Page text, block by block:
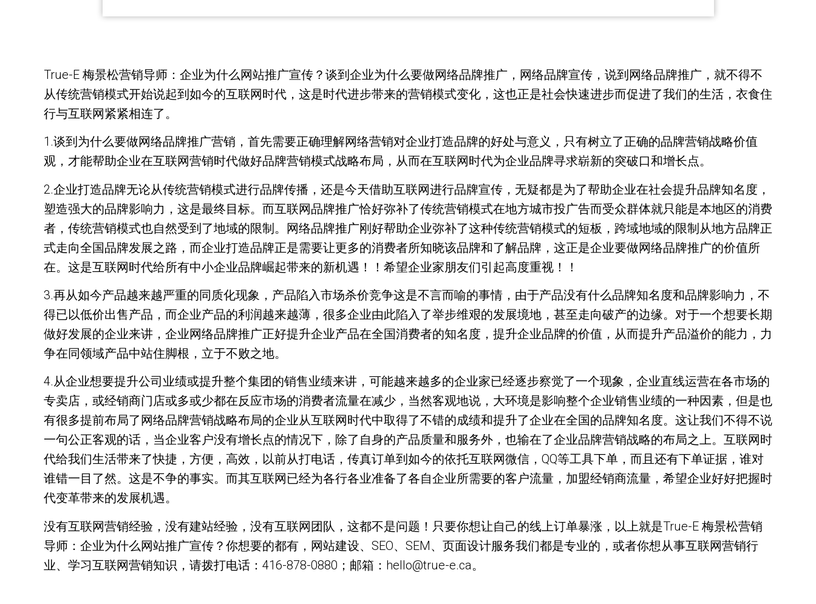
True-E 梅景松营销导师：企业为什么网站推广宣传？谈到企业为什么要做网络品牌推广，网络品牌宣传，说到网络品牌推广，就不得不
从传统营销模式开始说起到如今的互联网时代，这是时代进步带来的营销模式变化，这也正是社会快速进步而促进了我们的生活，衣食住
行与互联网紧紧相连了。
1.谈到为什么要做网络品牌推广营销，首先需要正确理解网络营销对企业打造品牌的好处与意义，只有树立了正确的品牌营销战略价值
观，才能帮助企业在互联网营销时代做好品牌营销模式战略布局，从而在互联网时代为企业品牌寻求崭新的突破口和增长点。
2.企业打造品牌无论从传统营销模式进行品牌传播，还是今天借助互联网进行品牌宣传，无疑都是为了帮助企业在社会提升品牌知名度，
塑造强大的品牌影响力，这是最终目标。而互联网品牌推广恰好弥补了传统营销模式在地方城市投广告而受众群体就只能是本地区的消费
者，传统营销模式也自然受到了地域的限制。网络品牌推广刚好帮助企业弥补了这种传统营销模式的短板，跨域地域的限制从地方品牌正
式走向全国品牌发展之路，而企业打造品牌正是需要让更多的消费者所知晓该品牌和了解品牌，这正是企业要做网络品牌推广的价值所
在。这是互联网时代给所有中小企业品牌崛起带来的新机遇！！希望企业家朋友们引起高度重视！！
3.再从如今产品越来越严重的同质化现象，产品陷入市场杀价竞争这是不言而喻的事情，由于产品没有什么品牌知名度和品牌影响力，不
得已以低价出售产品，而企业产品的利润越来越薄，很多企业由此陷入了举步维艰的发展境地，甚至走向破产的边缘。对于一个想要长期
做好发展的企业来讲，企业网络品牌推广正好提升企业产品在全国消费者的知名度，提升企业品牌的价值，从而提升产品溢价的能力，力
争在同领域产品中站住脚根，立于不败之地。
4.从企业想要提升公司业绩或提升整个集团的销售业绩来讲，可能越来越多的企业家已经逐步察觉了一个现象，企业直线运营在各市场的
专卖店，或经销商门店或多或少都在反应市场的消费者流量在减少，当然客观地说，大环境是影响整个企业销售业绩的一种因素，但是也
有很多提前布局了网络品牌营销战略布局的企业从互联网时代中取得了不错的成绩和提升了企业在全国的品牌知名度。这让我们不得不说
一句公正客观的话，当企业客户没有增长点的情况下，除了自身的产品质量和服务外，也输在了企业品牌营销战略的布局之上。互联网时
代给我们生活带来了快捷，方便，高效，以前从打电话，传真订单到如今的依托互联网微信，QQ等工具下单，而且还有下单证据，谁对
谁错一目了然。这是不争的事实。而其互联网已经为各行各业准备了各自企业所需要的客户流量，加盟经销商流量，希望企业好好把握时
代变革带来的发展机遇。
没有互联网营销经验，没有建站经验，没有互联网团队，这都不是问题！只要你想让自己的线上订单暴涨，以上就是True-E 梅景松营销
导师：企业为什么网站推广宣传？你想要的都有，网站建设、SEO、SEM、页面设计服务我们都是专业的，或者你想从事互联网营销行
业、学习互联网营销知识，请拨打电话：416-878-0880；邮箱：hello@true-e.ca。